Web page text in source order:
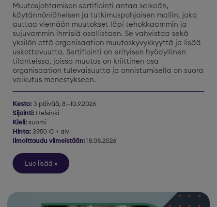
Muutosjohtamisen sertifiointi antaa selkeän,
käytännönläheisen ja tutkimuspohjaisen mallin, joka
auttaa viemään muutokset läpi tehokkaammin ja
sujuvammin ihmisiä osallistaen. Se vahvistaa sekä
yksilön että organisaation muutoskyvykkyyttä ja lisää
uskottavuutta. Sertifiointi on erityisen hyödyllinen
tilanteissa, joissa muutos on kriittinen osa
organisaation tulevaisuutta ja onnistumisella on suora
vaikutus menestykseen.
Kesto:3 päivää, 8.–10.9.2026
Sijainti: Helsinki
Kieli:suomi
Hinta:3950 € + alv
Ilmoittaudu viimeistään:18.08.2026
Lue lisää